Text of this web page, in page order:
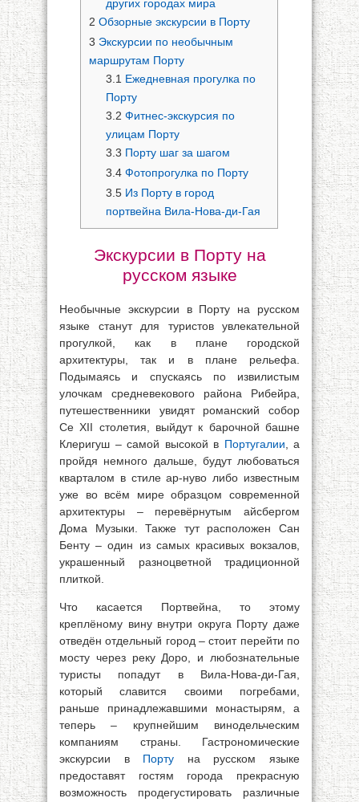
других городах мира
2 Обзорные экскурсии в Порту
3 Экскурсии по необычным
маршрутам Порту
3.1 Ежедневная прогулка по
Порту
3.2 Фитнес-экскурсия по
улицам Порту
3.3 Порту шаг за шагом
3.4 Фотопрогулка по Порту
3.5 Из Порту в город
портвейна Вила-Нова-ди-Гая
Экскурсии в Порту на
русском языке
Необычные экскурсии в Порту на русском
языке станут для туристов увлекательной
прогулкой, как в плане городской
архитектуры, так и в плане рельефа.
Подымаясь и спускаясь по извилистым
улочкам средневекового района Рибейра,
путешественники увидят романский собор
Се XII столетия, выйдут к барочной башне
Клеригуш – самой высокой в Португалии , а
пройдя немного дальше, будут любоваться
кварталом в стиле ар-нуво либо известным
уже во всём мире образцом современной
архитектуры – перевёрнутым айсбергом
Дома Музыки. Также тут расположен Сан
Бенту – один из самых красивых вокзалов,
украшенный разноцветной традиционной
плиткой.
Что касается Портвейна, то этому
креплёному вину внутри округа Порту даже
отведён отдельный город – стоит перейти по
мосту через реку Доро, и любознательные
туристы попадут в Вила-Нова-ди-Гая,
который славится своими погребами,
раньше принадлежавшими монастырям, а
теперь – крупнейшим винодельческим
компаниям страны. Гастрономические
экскурсии в Порту на русском языке
предоставят гостям города прекрасную
возможность продегустировать различные